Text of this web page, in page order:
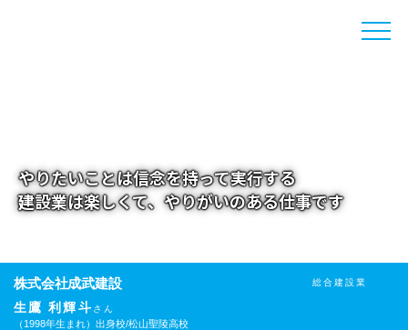
toggle
やりたいことは信念を持って実行する
建設業は楽しくて、やりがいのある仕事です
総合建設業
株式会社成武建設
生鷹 利輝斗 さん
（1998年生まれ） 出身校/松山聖陵高校